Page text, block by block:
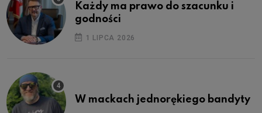
Każdy ma prawo do szacunku i
godności
1 LIPCA 2026
W mackach jednorękiego bandyty